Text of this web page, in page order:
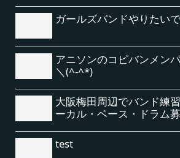
ガールズバンドやりたいで
アニソンのコピバンメン
＼(^-^*)
大阪梅田周辺でバンド練
ーカル・ベース・ドラム募
test